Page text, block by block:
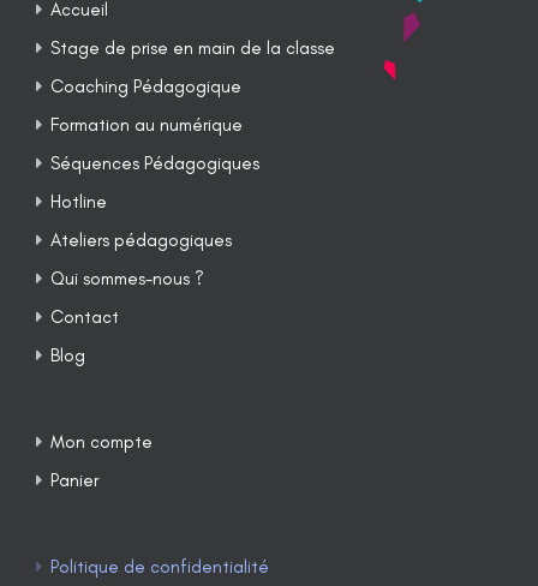
Accueil
Stage de prise en main de la classe
Coaching Pédagogique
Formation au numérique
Séquences Pédagogiques
Hotline
Ateliers pédagogiques
Qui sommes-nous ?
Contact
Blog
Mon compte
Panier
Politique de confidentialité